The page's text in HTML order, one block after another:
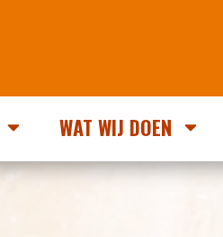
WAT WIJ DOEN